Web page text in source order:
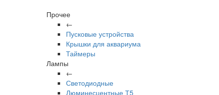
Прочее
←
Пусковые устройства
Крышки для аквариума
Таймеры
Лампы
←
Светодиодные
Люминесцентные Т5